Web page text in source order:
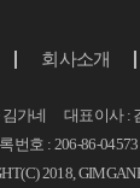
회사소개
김가네 대표이사 :
번호 : 206-86-
2018,